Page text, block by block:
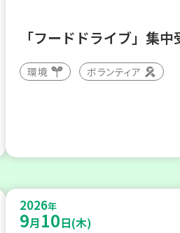
「フードドライブ」集中
環境 ボランティア
2026年
9月 10日(木)